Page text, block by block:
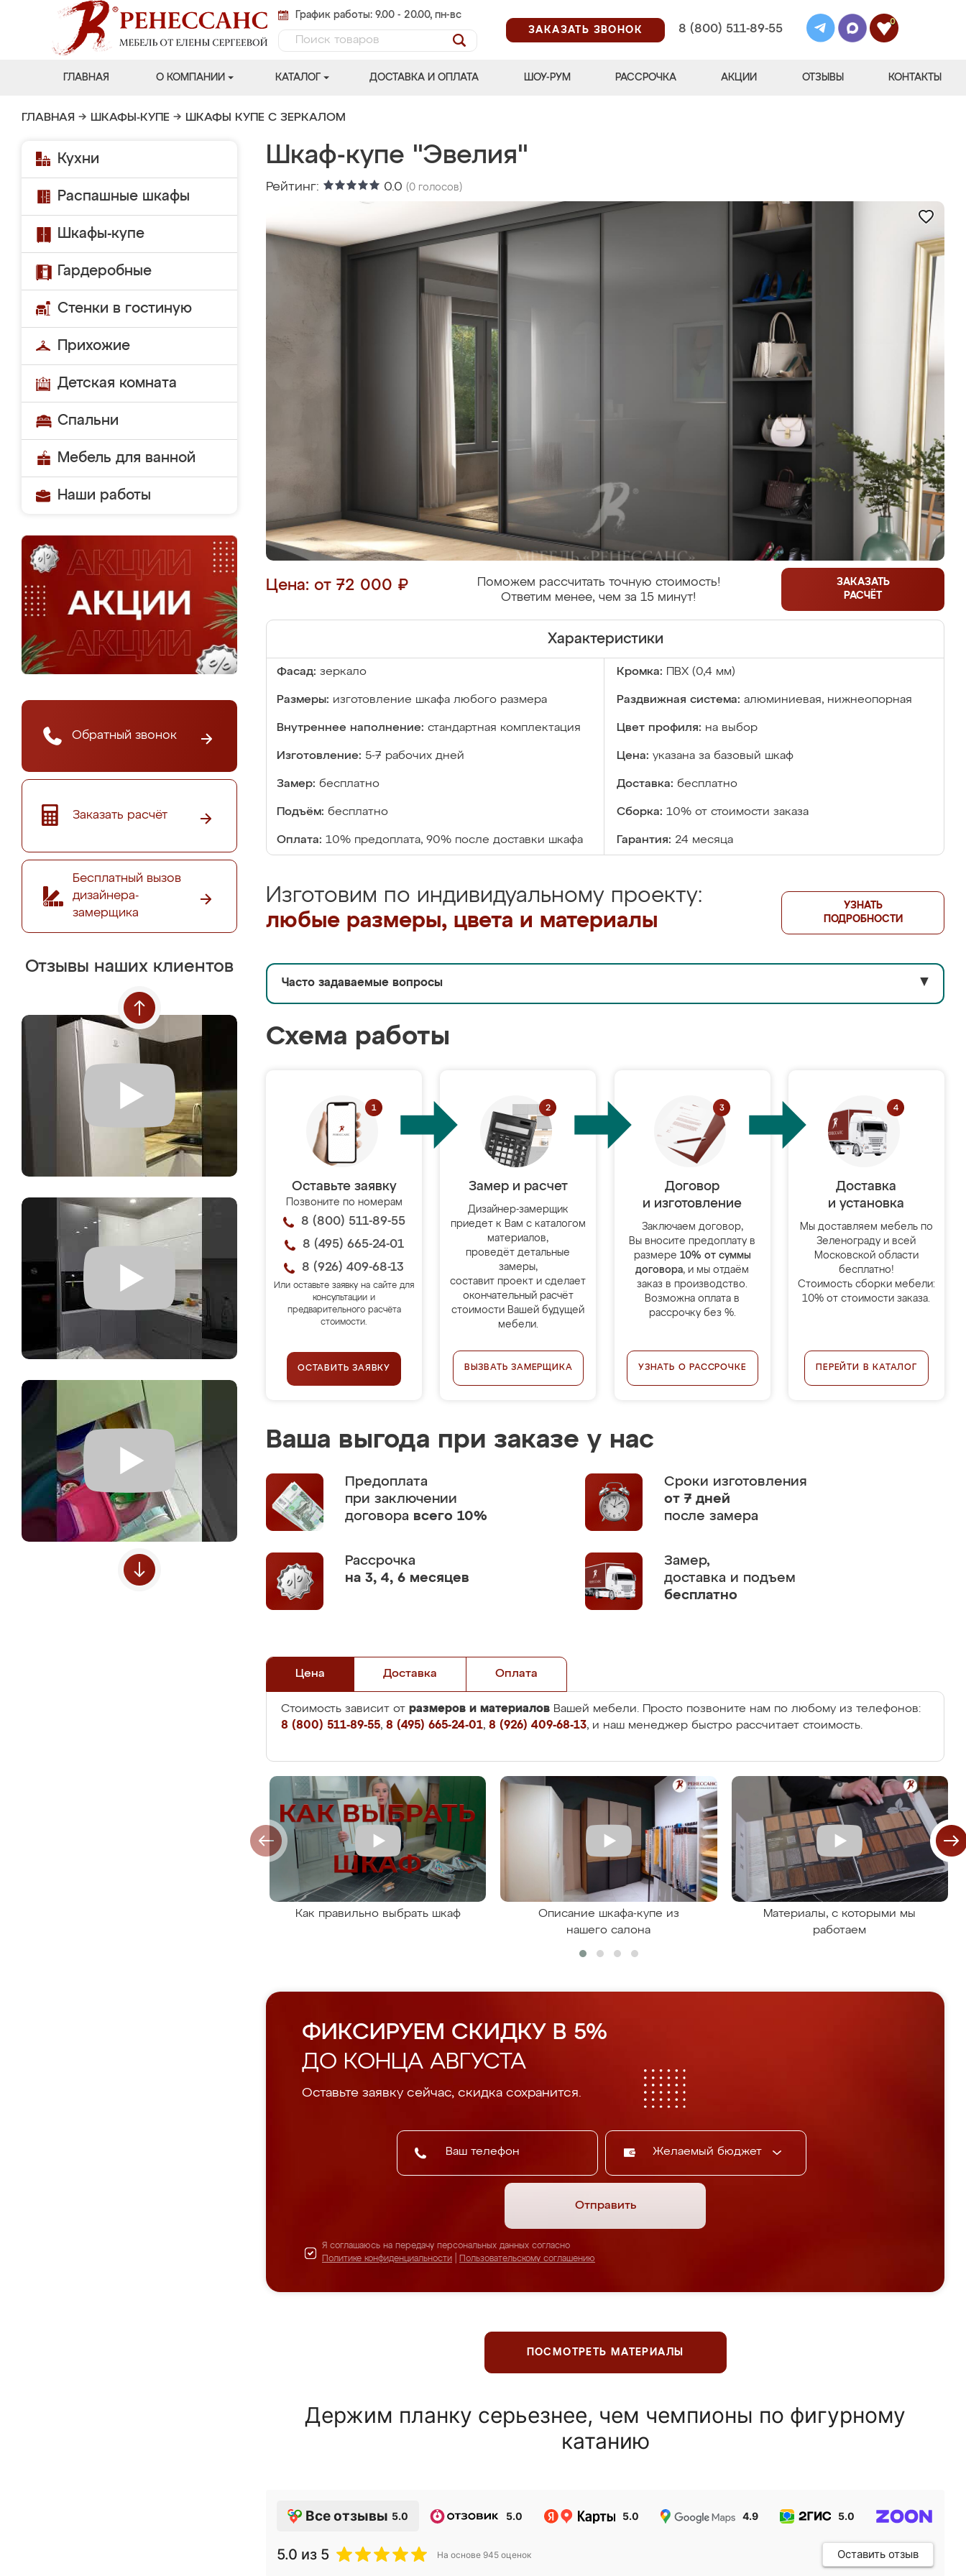
График работы: 9.00 - 20.00, пн-вс
ЗАКАЗАТЬ ЗВОНОК
8 (800) 511-89-55
0
ГЛАВНАЯ О КОМПАНИИ КАТАЛОГ ДОСТАВКА И ОПЛАТА ШОУ-РУМ РАССРОЧКА АКЦИИ ОТЗЫВЫ КОНТАКТЫ
ГЛАВНАЯ → ШКАФЫ-КУПЕ → ШКАФЫ КУПЕ С ЗЕРКАЛОМ
Кухни
Распашные шкафы
Шкафы-купе
Гардеробные
Стенки в гостиную
Прихожие
Детская комната
Спальни
Мебель для ванной
Наши работы
Обратный звонок
Заказать расчёт
Бесплатный вызов
дизайнера-
замерщика
Отзывы наших клиентов
Шкаф-купе "Эвелия"
Рейтинг: 0.0 (0 голосов)
Цена: от 72 000 ₽
Поможем рассчитать точную стоимость!
Ответим менее, чем за 15 минут!
ЗАКАЗАТЬ
РАСЧЁТ
Характеристики
Фасад: зеркало Кромка: ПВХ (0,4 мм)
Размеры: изготовление шкафа любого размера Раздвижная система: алюминиевая, нижнеопорная
Внутреннее наполнение: стандартная комплектация Цвет профиля: на выбор
Изготовление: 5-7 рабочих дней Цена: указана за базовый шкаф
Замер: бесплатно Доставка: бесплатно
Подъём: бесплатно Сборка: 10% от стоимости заказа
Оплата: 10% предоплата, 90% после доставки шкафа Гарантия: 24 месяца
Изготовим по индивидуальному проекту:
любые размеры, цвета и материалы
УЗНАТЬ
ПОДРОБНОСТИ
Часто задаваемые вопросы ▼
Схема работы
Оставьте заявку
Позвоните по номерам
8 (800) 511-89-55
8 (495) 665-24-01
8 (926) 409-68-13
Или оставьте заявку на сайте для
консультации и
предварительного расчёта
стоимости.
ОСТАВИТЬ ЗАЯВКУ
Замер и расчет
Дизайнер-замерщик
приедет к Вам с каталогом
материалов,
проведёт детальные
замеры,
составит проект и сделает
окончательный расчёт
стоимости Вашей будущей
мебели.
ВЫЗВАТЬ ЗАМЕРЩИКА
Договор
и изготовление
Заключаем договор,
Вы вносите предоплату в
размере 10% от суммы
договора, и мы отдаём
заказ в производство.
Возможна оплата в
рассрочку без %.
УЗНАТЬ О РАССРОЧКЕ
Доставка
и установка
Мы доставляем мебель по
Зеленограду и всей
Московской области
бесплатно!
Стоимость сборки мебели:
10% от стоимости заказа.
ПЕРЕЙТИ В КАТАЛОГ
Ваша выгода при заказе у нас
Предоплата
при заключении
договора всего 10%
Сроки изготовления
от 7 дней
после замера
Рассрочка
на 3, 4, 6 месяцев
Замер,
доставка и подъем
бесплатно
Цена Доставка Оплата
Стоимость зависит от размеров и материалов Вашей мебели. Просто позвоните нам по любому из телефонов:
8 (800) 511-89-55, 8 (495) 665-24-01, 8 (926) 409-68-13, и наш менеджер быстро рассчитает стоимость.
Как правильно выбрать шкаф
Описание шкафа-купе из
нашего салона
Материалы, с которыми мы
работаем
ФИКСИРУЕМ СКИДКУ В 5%
ДО КОНЦА АВГУСТА
Оставьте заявку сейчас, скидка сохранится.
Желаемый бюджет
Отправить
Я соглашаюсь на передачу персональных данных согласно
Политике конфиденциальности
Пользовательскому соглашению
ПОСМОТРЕТЬ МАТЕРИАЛЫ
Держим планку серьезнее, чем чемпионы по фигурному
катанию
Все отзывы 5.0 5.0 5.0 4.9 5.0
5.0 из 5 На основе 945 оценок Оставить отзыв